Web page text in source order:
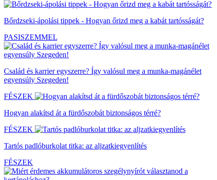
Bőrdzseki-ápolási tippek - Hogyan őrizd meg a kabát tartósságát?
PASISZEMMEL
Család és karrier egyszerre? Így valósul meg a munka-magánélet
egyensúly Szegeden!
FÉSZEK
Hogyan alakítsd át a fürdőszobát biztonságos térré?
FÉSZEK
Tartós padlóburkolat titka: az aljzatkiegyenlítés
FÉSZEK